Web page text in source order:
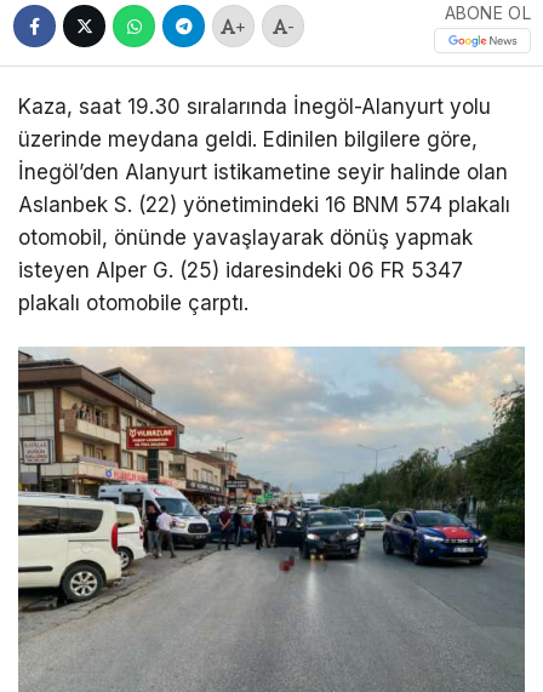
+ -
ABONE OL
Kaza, saat 19.30 sıralarında İnegöl-Alanyurt yolu
üzerinde meydana geldi. Edinilen bilgilere göre,
İnegöl’den Alanyurt istikametine seyir halinde olan
Aslanbek S. (22) yönetimindeki 16 BNM 574 plakalı
otomobil, önünde yavaşlayarak dönüş yapmak
isteyen Alper G. (25) idaresindeki 06 FR 5347
plakalı otomobile çarptı.